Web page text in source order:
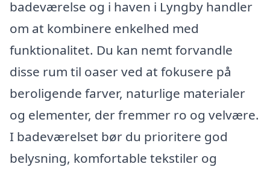
badeværelse og i haven i Lyngby handler
om at kombinere enkelhed med
funktionalitet. Du kan nemt forvandle
disse rum til oaser ved at fokusere på
beroligende farver, naturlige materialer
og elementer, der fremmer ro og velvære.
I badeværelset bør du prioritere god
belysning, komfortable tekstiler og